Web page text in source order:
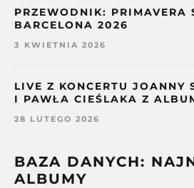
PRZEWODNIK: PRIMAVERA
BARCELONA 2026
3 KWIETNIA 2026
LIVE Z KONCERTU JOANNY
I PAWŁA CIEŚLAKA Z
28 LUTEGO 2026
BAZA DANYCH:
ALBUMY